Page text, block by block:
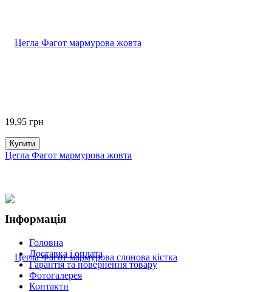
19,95 грн
Купити
Цегла Фагот мармурова жовта
Інформація
Головна
Доставка і оплата
Гарантія та повернення товару
Фотогалерея
Контакти